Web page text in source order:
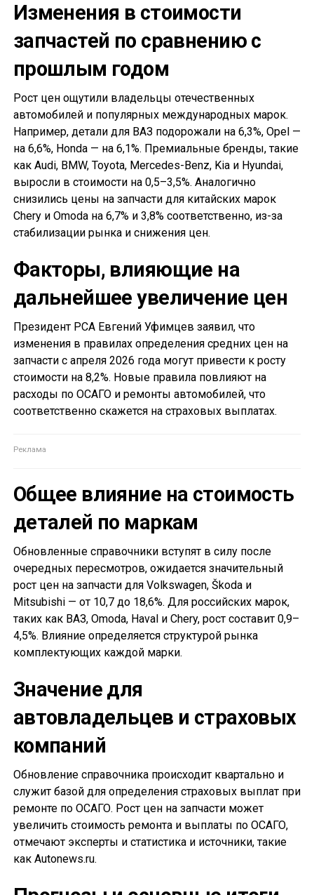
Изменения в стоимости
запчастей по сравнению с
прошлым годом
Рост цен ощутили владельцы отечественных
автомобилей и популярных международных марок.
Например, детали для ВАЗ подорожали на 6,3%, Opel —
на 6,6%, Honda — на 6,1%. Премиальные бренды, такие
как Audi, BMW, Toyota, Mercedes-Benz, Kia и Hyundai,
выросли в стоимости на 0,5–3,5%. Аналогично
снизились цены на запчасти для китайских марок
Chery и Omoda на 6,7% и 3,8% соответственно, из-за
стабилизации рынка и снижения цен.
Факторы, влияющие на
дальнейшее увеличение цен
Президент РСА Евгений Уфимцев заявил, что
изменения в правилах определения средних цен на
запчасти с апреля 2026 года могут привести к росту
стоимости на 8,2%. Новые правила повлияют на
расходы по ОСАГО и ремонты автомобилей, что
соответственно скажется на страховых выплатах.
Общее влияние на стоимость
деталей по маркам
Обновленные справочники вступят в силу после
очередных пересмотров, ожидается значительный
рост цен на запчасти для Volkswagen, Škoda и
Mitsubishi — от 10,7 до 18,6%. Для российских марок,
таких как ВАЗ, Omoda, Haval и Chery, рост составит 0,9–
4,5%. Влияние определяется структурой рынка
комплектующих каждой марки.
Значение для
автовладельцев и страховых
компаний
Обновление справочника происходит квартально и
служит базой для определения страховых выплат при
ремонте по ОСАГО. Рост цен на запчасти может
увеличить стоимость ремонта и выплаты по ОСАГО,
отмечают эксперты и статистика и источники, такие
как Autonews.ru.